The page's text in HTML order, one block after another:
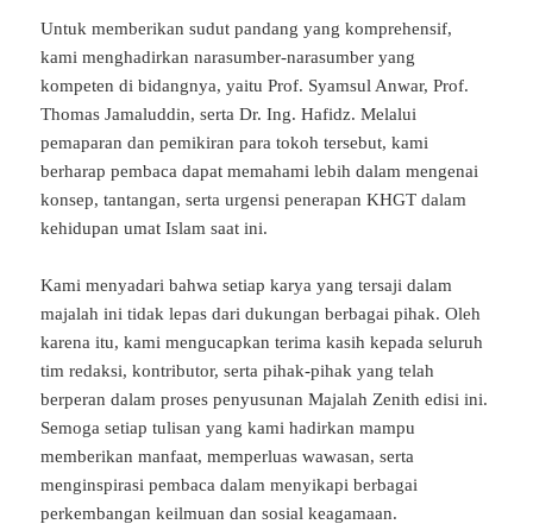
Untuk memberikan sudut pandang yang komprehensif,
kami menghadirkan narasumber-narasumber yang
kompeten di bidangnya, yaitu Prof. Syamsul Anwar, Prof.
Thomas Jamaluddin, serta Dr. Ing. Hafidz. Melalui
pemaparan dan pemikiran para tokoh tersebut, kami
berharap pembaca dapat memahami lebih dalam mengenai
konsep, tantangan, serta urgensi penerapan KHGT dalam
kehidupan umat Islam saat ini.
Kami menyadari bahwa setiap karya yang tersaji dalam
majalah ini tidak lepas dari dukungan berbagai pihak. Oleh
karena itu, kami mengucapkan terima kasih kepada seluruh
tim redaksi, kontributor, serta pihak-pihak yang telah
berperan dalam proses penyusunan Majalah Zenith edisi ini.
Semoga setiap tulisan yang kami hadirkan mampu
memberikan manfaat, memperluas wawasan, serta
menginspirasi pembaca dalam menyikapi berbagai
perkembangan keilmuan dan sosial keagamaan.